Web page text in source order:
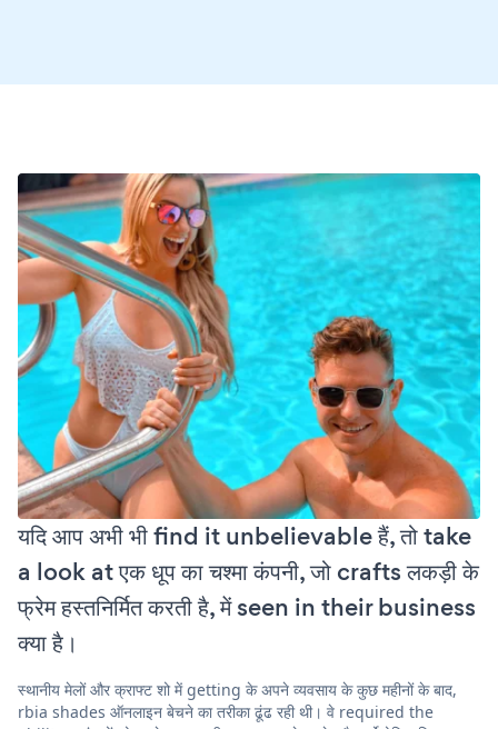
यदि आप अभी भी find it unbelievable हैं, तो take
a look at एक धूप का चश्मा कंपनी, जो crafts लकड़ी के
फ्रेम हस्तनिर्मित करती है, में seen in their business
क्या है।
स्थानीय मेलों और क्राफ्ट शो में getting के अपने व्यवसाय के कुछ महीनों के बाद,
rbia shades ऑनलाइन बेचने का तरीका ढूंढ रही थी। वे required the